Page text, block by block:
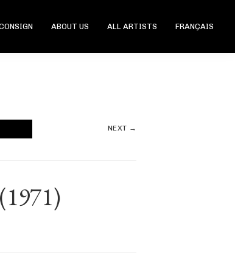
ABOUT US ALL ARTISTS FRANÇAIS
NEXT →
(1971)